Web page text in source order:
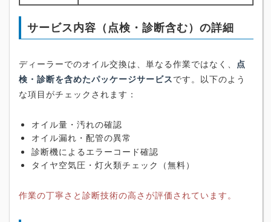
サービス内容（点検・診断含む）の詳細
ディーラーでのオイル交換は、単なる作業ではなく、 点
検・診断を含めたパッケージサービスです。以下のよう
な項目がチェックされます：
オイル量・汚れの確認
オイル漏れ・配管の異常
診断機によるエラーコード確認
タイヤ空気圧・灯火類チェック（無料）
作業の丁寧さと診断技術の高さが評価されています。